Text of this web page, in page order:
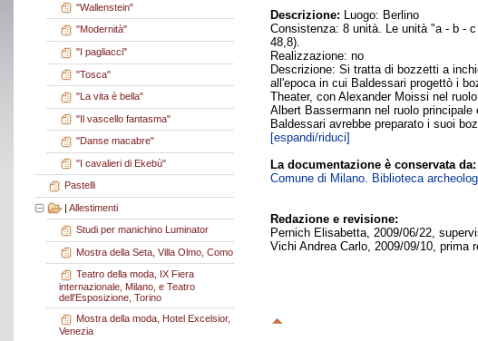
"Wallenstein"
"Modernità"
"I pagliacci"
"Tosca"
"La vita è bella"
"Il vascello fantasma"
"Danse macabre"
"I cavalieri di Ekebù"
Pastelli
| Allestimenti
Studi per manichino Luminator
Mostra della Seta, Villa Olmo, Como
Teatro della moda, IX Fiera
internazionale, Milano, e Teatro
dell'Esposizione, Torino
Mostra della moda, Hotel Excelsior,
Venezia
Descrizione: Luogo: Berlino
Consistenza: 8 unità. Le unità "a - b -
48,8).
Realizzazione: no
Descrizione: Si tratta di bozzetti a
all'epoca in cui Baldessari progettò i
Theater, con Alexander Moissi nel
Albert Bassermann nel ruolo
Baldessari avrebbe preparato i suoi
[espandi/riduci]
La documentazione è conservata da:
Comune di Milano. Biblioteca
Redazione e revisione:
Pernich Elisabetta, 2009/06/22,
Vichi Andrea Carlo, 2009/09/10, prima